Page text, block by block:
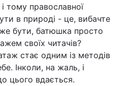
тому православної
в природі - це, вибачте
бути, батюшка просто
своїх читачів?
стає одним із методів
Інколи, на жаль, і
цього вдається.